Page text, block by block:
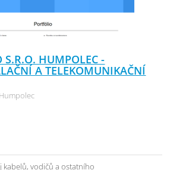
S.R.O. HUMPOLEC -
A TELEKOMUNIKAČNÍ
kabelů, vodičů a ostatního